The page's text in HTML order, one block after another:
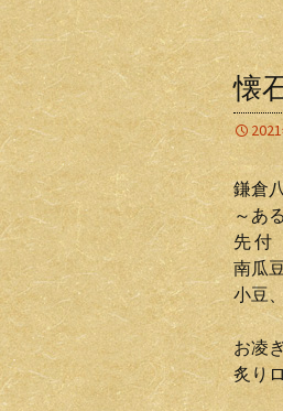
懐
鎌倉
～あ
先 付
南瓜
小豆
お凌
炙り